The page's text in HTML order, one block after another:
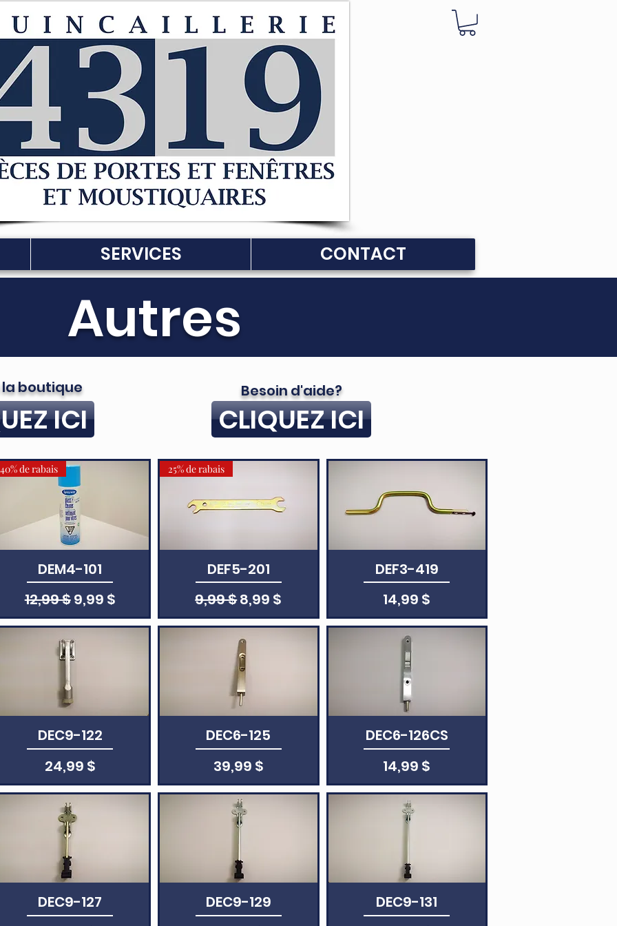
SERVICES CONTACT
Autres
la boutique
ICI
Besoin d'aide?
CLIQUEZ ICI
Aperçu rapide
40% de rabais
DEM4-101
Prix original
12,99 $Prix promotionnel
9,99 $
Aperçu rapide
25% de rabais
DEF5-201
Prix original
9,99 $Prix promotionnel
8,99 $
Aperçu rapide
DEF3-419
Prix
14,99 $
Aperçu rapide
DEC9-122
Prix
24,99 $
Aperçu rapide
DEC6-125
Prix
39,99 $
Aperçu rapide
DEC6-126CS
Prix
14,99 $
Aperçu rapide
DEC9-127
Aperçu rapide
DEC9-129
Aperçu rapide
DEC9-131